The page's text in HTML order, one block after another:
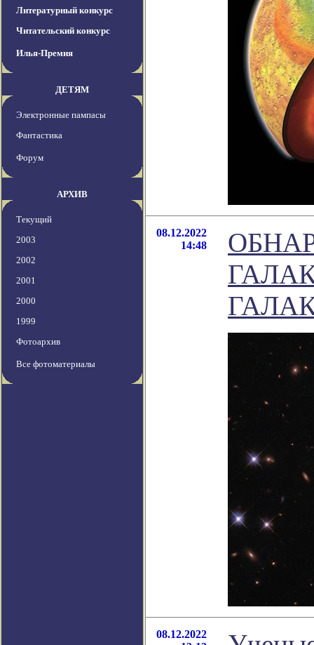
Литературный конкурс
Читательский конкурс
Илья-Премия
ДЕТЯМ
Электронные пампасы
Фантастика
Форум
АРХИВ
Текущий
2003
2002
2001
2000
1999
Фотоархив
Все фотоматериалы
08.12.2022
14:48
08.12.2022